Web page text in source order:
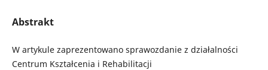
Abstrakt
W artykule zaprezentowano sprawozdanie z działalności
Centrum Kształcenia i Rehabilitacji